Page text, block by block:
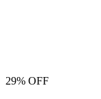
29% OFF